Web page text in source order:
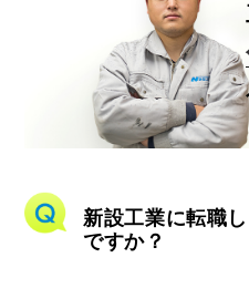
新設工業に転職
ですか？